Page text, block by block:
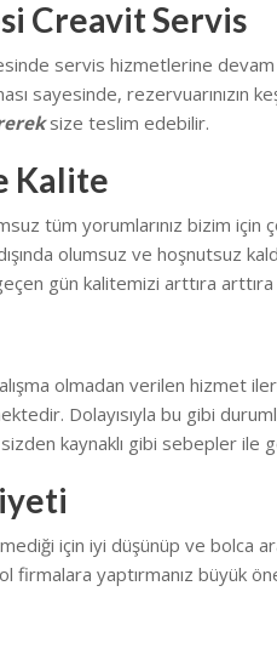
Creavit Servis
servis hizmetlerine devam
sayesinde, rezervuarınızın
size teslim edebilir.
Kalite
tüm yorumlarınız bizim
olumsuz ve hoşnutsuz
gün kalitemizi arttıra
olmadan verilen hizmet
Dolayısıyla bu gibi
kaynaklı gibi sebepler ile
için iyi düşünüp ve bolca
firmalara yaptırmanız büyük